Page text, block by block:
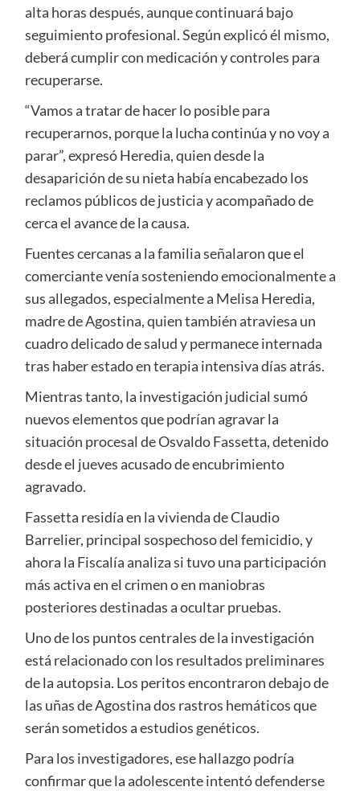
alta horas después, aunque continuará bajo
seguimiento profesional. Según explicó él mismo,
deberá cumplir con medicación y controles para
recuperarse.
“Vamos a tratar de hacer lo posible para
recuperarnos, porque la lucha continúa y no voy a
parar”, expresó Heredia, quien desde la
desaparición de su nieta había encabezado los
reclamos públicos de justicia y acompañado de
cerca el avance de la causa.
Fuentes cercanas a la familia señalaron que el
comerciante venía sosteniendo emocionalmente a
sus allegados, especialmente a Melisa Heredia,
madre de Agostina, quien también atraviesa un
cuadro delicado de salud y permanece internada
tras haber estado en terapia intensiva días atrás.
Mientras tanto, la investigación judicial sumó
nuevos elementos que podrían agravar la
situación procesal de Osvaldo Fassetta, detenido
desde el jueves acusado de encubrimiento
agravado.
Fassetta residía en la vivienda de Claudio
Barrelier, principal sospechoso del femicidio, y
ahora la Fiscalía analiza si tuvo una participación
más activa en el crimen o en maniobras
posteriores destinadas a ocultar pruebas.
Uno de los puntos centrales de la investigación
está relacionado con los resultados preliminares
de la autopsia. Los peritos encontraron debajo de
las uñas de Agostina dos rastros hemáticos que
serán sometidos a estudios genéticos.
Para los investigadores, ese hallazgo podría
confirmar que la adolescente intentó defenderse